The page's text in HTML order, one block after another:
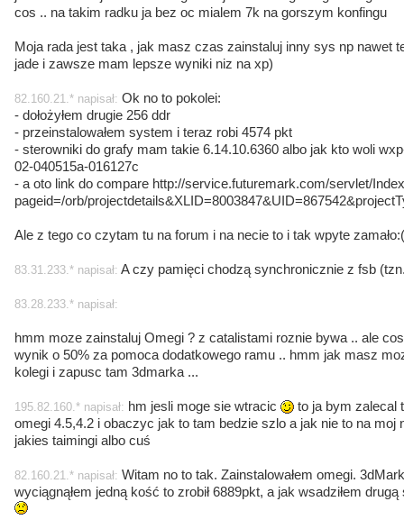
cos .. na takim radku ja bez oc mialem 7k na gorszym konfingu
Moja rada jest taka , jak masz czas zainstaluj inny sys np nawet
jade i zawsze mam lepsze wyniki niz na xp)
82.160.21.* napisał: Ok no to pokolei:
- dołożyłem drugie 256 ddr
- przeinstalowałem system i teraz robi 4574 pkt
- sterowniki do grafy mam takie 6.14.10.6360 albo jak kto woli
02-040515a-016127c
- a oto link do compare http://service.futuremark.com/servlet/
pageid=/orb/
Ale z tego co czytam tu na forum i na necie to i tak wpyte zamało:(
83.31.233.* napisał: A czy pamięci chodzą synchronicznie z fsb
83.28.233.* napisał:
hmm moze zainstaluj Omegi ? z catalistami roznie bywa .. ale
wynik o 50% za pomoca dodatkowego ramu .. hmm jak masz
kolegi i zapusc tam 3dmarka ...
195.82.160.* napisał: hm jesli moge sie wtracic
to ja bym zalecal
omegi 4.5,4.2 i obaczyc jak to tam bedzie szlo a jak nie to na
jakies taimingi albo cuś
82.160.21.* napisał: Witam no to tak. Zainstalowałem omegi.
wyciągnąłem jedną kość to zrobił 6889pkt, a jak wsadziłem